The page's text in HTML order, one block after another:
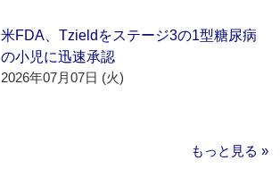
米FDA、Tzieldをステージ3の1型糖尿病
の小児に迅速承認
2026年07月07日 (火)
もっと見る »